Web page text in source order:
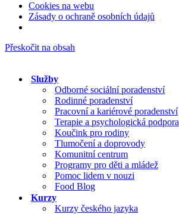
Cookies na webu
Zásady o ochraně osobních údajů
Přeskočit na obsah
Služby
Odborné sociální poradenství
Rodinné poradenství
Pracovní a kariérové poradenství
Terapie a psychologická podpora
Koučink pro rodiny
Tlumočení a doprovody
Komunitní centrum
Programy pro děti a mládež
Pomoc lidem v nouzi
Food Blog
Kurzy
Kurzy českého jazyka